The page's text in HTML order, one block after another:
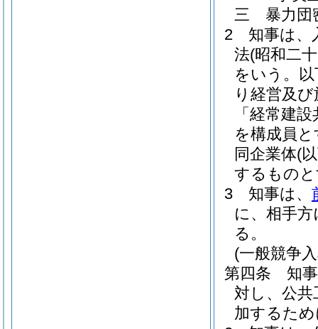
三
暴力団
2
知事は、
法(昭和二
をいう。
り経営及
「経常建
を構成員
同企業体(
するもの
3
知事は、
に、相手
る。
(一般競争
第四条
知
対し、公
加するた